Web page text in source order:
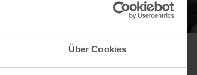
Über Cookies